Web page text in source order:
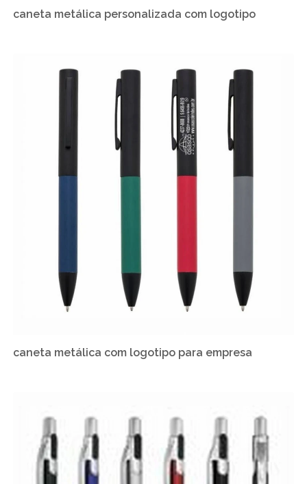
caneta metálica personalizada com logotipo
caneta metálica com logotipo para empresa